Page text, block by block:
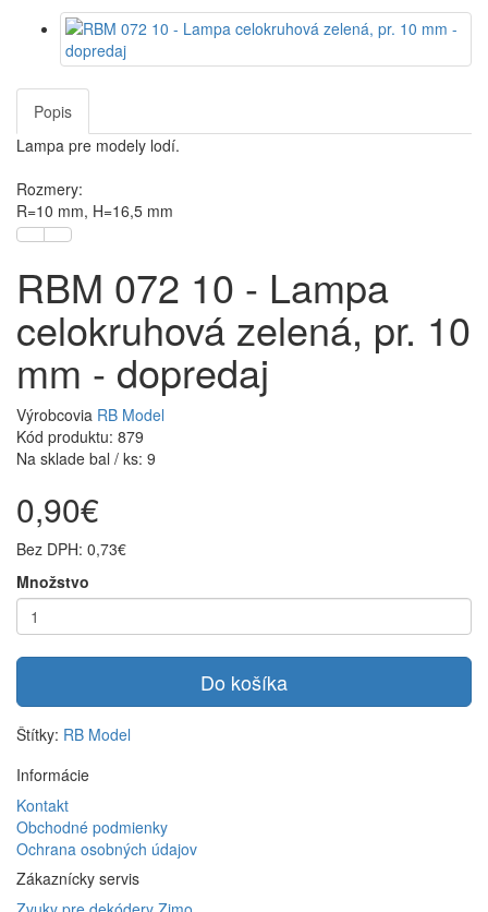
Popis
Lampa pre modely lodí.
Rozmery:
R=10 mm, H=16,5 mm
RBM 072 10 - Lampa
celokruhová zelená, pr. 10
mm - dopredaj
Výrobcovia RB Model
Kód produktu: 879
Na sklade bal / ks: 9
0,90€
Bez DPH: 0,73€
Množstvo
Do košíka
Štítky: RB Model
Informácie
Kontakt
Obchodné podmienky
Ochrana osobných údajov
Zákaznícky servis